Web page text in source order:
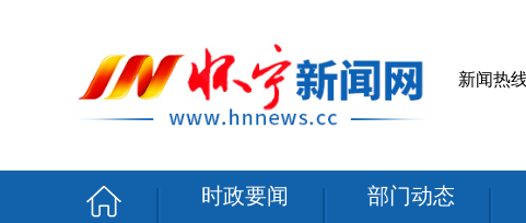
新闻热
时政要闻
部门动态